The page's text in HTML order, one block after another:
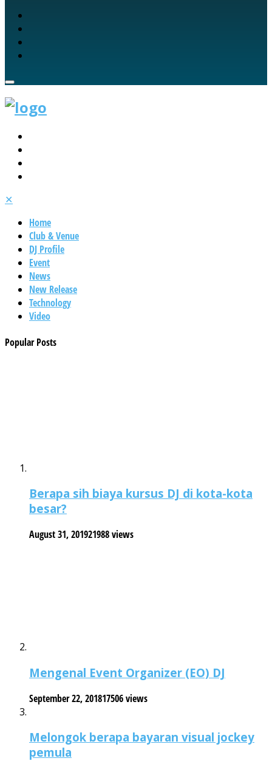
✕
Home
Club & Venue
DJ Profile
Event
News
New Release
Technology
Video
Popular Posts
Berapa sih biaya kursus DJ di kota-kota
besar?
August 31, 201921988 views
Mengenal Event Organizer (EO) DJ
September 22, 201817506 views
Melongok berapa bayaran visual jockey
pemula